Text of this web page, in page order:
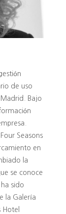
de uso
Bajo
Seasons
en
la
se conoce
sido
la Galería
Hotel